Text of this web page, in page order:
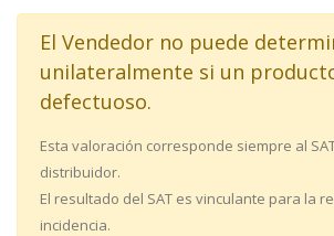
El Vendedor no puede
unilateralmente si un
defectuoso.
Esta valoración corresponde siempre al
distribuidor.
El resultado del SAT es vinculante para la
incidencia.